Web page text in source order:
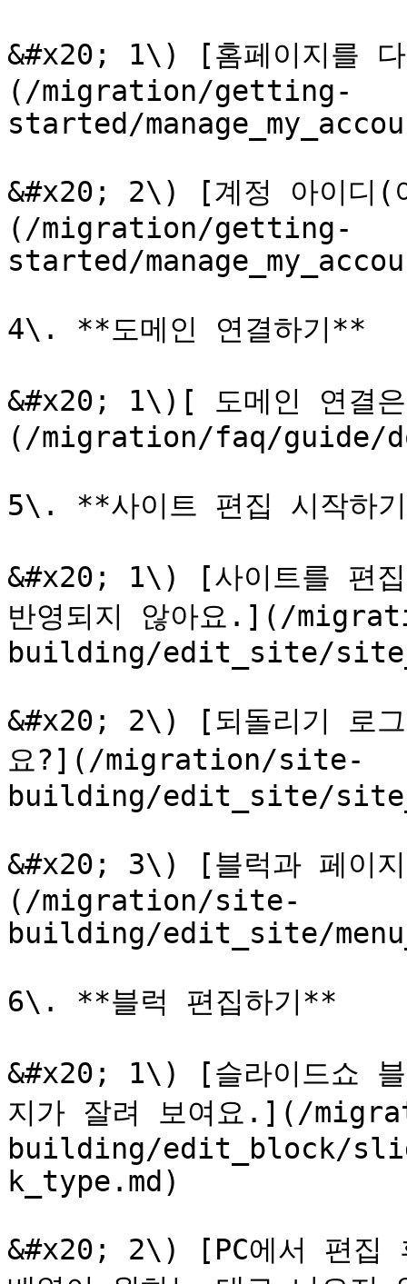
&#x20; 1\) [홈페이지를 다
(/migration/getting-
started/
&#x20; 2\) [계정 아이디(
(/migration/getting-
started/
4\. **도메인 연결하기**
&#x20; 1\)[ 도메인 연결
(/migration/faq/guide/
5\. **사이트 편집 시작하
&#x20; 1\) [사이트를 편집
반영되지 않아요.](/
building/edit_site/
&#x20; 2\) [되돌리기 로그
요?](/migration/site-
building/edit_site/
&#x20; 3\) [블럭과 페이지
(/migration/site-
building/edit_site/
6\. **블럭 편집하기**
&#x20; 1\) [슬라이드쇼 블
지가 잘려 보여요.](/
building/edit_block/
k_type.md)
&#x20; 2\) [PC에서 편집